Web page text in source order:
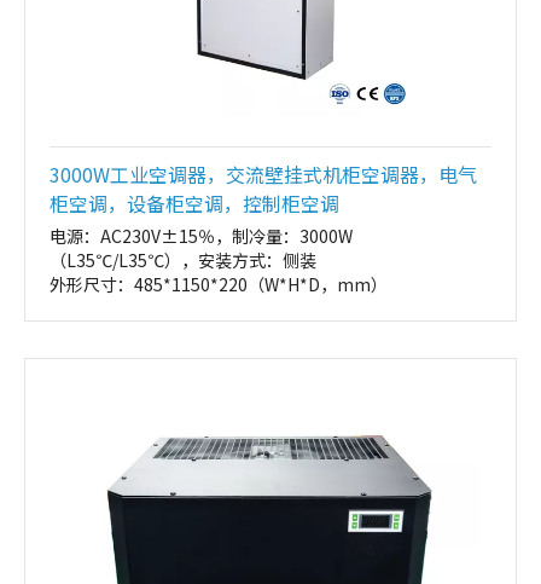
3000W工业空调器，交流壁挂式机柜空调器，电气
柜空调，设备柜空调，控制柜空调
电源：AC230V±15％，制冷量：3000W
（L35℃/L35℃），安装方式：侧装
外形尺寸：485*1150*220（W*H*D，mm）